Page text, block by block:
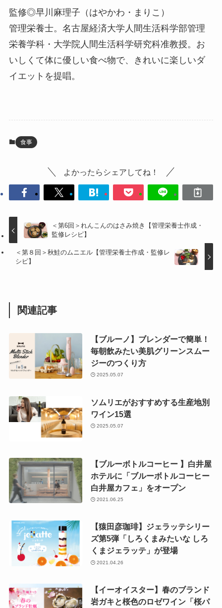
監修◎早川麻理子（はやかわ・まりこ）
管理栄養士。名古屋経済大学人間生活科学部管理
栄養学科・大学院人間生活科学研究科准教授。お
いしくて体に優しい食べ物で、きれいに楽しいダ
イエットを提唱。
食事
よかったらシェアしてね！
＜第6回＞れんこんのはさみ焼き【管理栄養士作成・
監修レシピ】
＜第８回＞秋鮭のムニエル【管理栄養士作成・監修レ
シピ】
関連記事
【ブルーノ】ブレンダーで簡単！
毎朝飲みたい美肌グリーンスムー
ジーのつくり方
2025.05.07
ソムリエがおすすめする生産地別
ワイン15選
2025.05.07
【ブルーボトルコーヒー 】白井屋
ホテルに「ブルーボトルコーヒー
白井屋カフェ」をオープン
2021.06.25
【猿田彦珈琲】ジェラッテシリー
ズ第5弾「しろくまみたいな しろ
くまジェラッテ」が登場
2021.04.26
【イーオイスター】春のブランド
岩ガキと桜色のロゼワイン「桜パ